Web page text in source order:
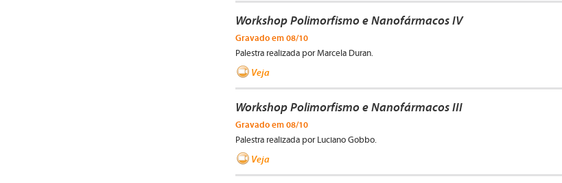
Workshop Polimorfismo e Nanofármacos IV
Gravado em 08/10
Palestra realizada por Marcela Duran.
Veja
Workshop Polimorfismo e Nanofármacos III
Gravado em 08/10
Palestra realizada por Luciano Gobbo.
Veja